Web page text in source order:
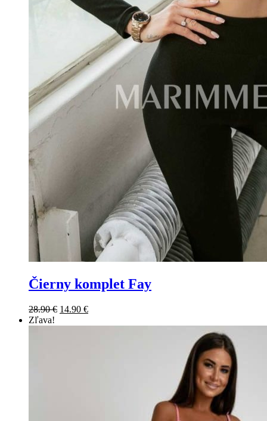
Čierny komplet Fay
28.90€ 14.90 €
Zľava!